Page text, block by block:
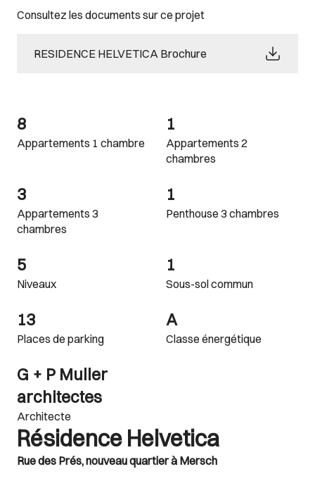
Consultez les documents sur ce projet
RESIDENCE HELVETICA Brochure
Résidence Helvetica
Rue des Prés, nouveau quartier à Mersch
8
Appartements 1 chambre
1
Appartements 2
chambres
3
Appartements 3
chambres
1
Penthouse 3 chambres
5
Niveaux
1
Sous-sol commun
13
Places de parking
A
Classe énergétique
G + P Muller
architectes
Architecte